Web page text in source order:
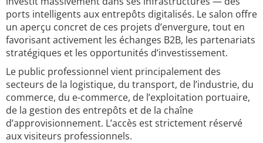
ports intelligents aux entrepôts digitalisés. Le salon offre
un aperçu concret de ces projets d’envergure, tout en
favorisant activement les échanges B2B, les partenariats
stratégiques et les opportunités d’investissement.
Le public professionnel vient principalement des
secteurs de la logistique, du transport, de l’industrie, du
commerce, du e-commerce, de l’exploitation portuaire,
de la gestion des entrepôts et de la chaîne
d’approvisionnement. L’accès est strictement réservé
aux visiteurs professionnels.